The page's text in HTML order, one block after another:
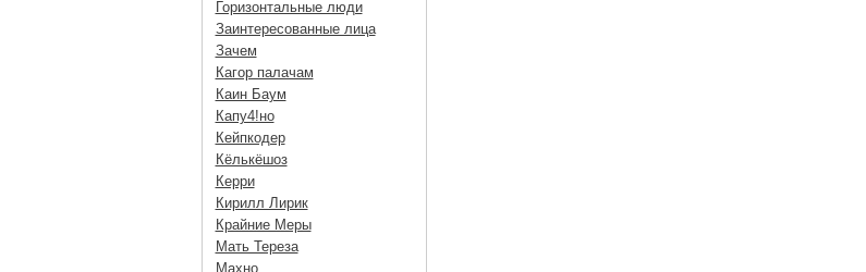
Горизонтальные люди
Заинтересованные лица
Зачем
Кагор палачам
Каин Баум
Капу4!но
Кейпкодер
Кёлькёшоз
Керри
Кирилл Лирик
Крайние Меры
Мать Тереза
Махно